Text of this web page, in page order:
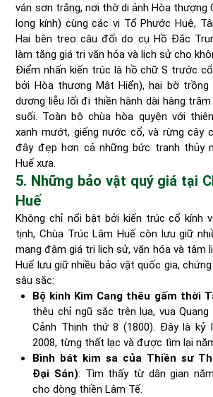
ván sơn trắng, nơi thờ di ảnh Hòa thượng
lọng kính) cùng các vị Tổ Phước Huệ,
Hai bên treo câu đối do cụ Hồ Đắc
làm tăng giá trị văn hóa và lịch sử cho
Điểm nhấn kiến trúc là hồ chữ S trước
bởi Hòa thượng Mật Hiển), hai bờ
dương liễu lối đi thiền hành dài hàng
suối. Toàn bộ chùa hòa quyện với
xanh mướt, giếng nước cổ, và rừng cây
đây đẹp hơn cả những bức tranh thủy
Huế xưa.
5. Những bảo vật quý giá tại
Huế
Không chỉ nổi bật bởi kiến trúc cổ kính
tịnh, Chùa Trúc Lâm Huế còn lưu giữ
mang đậm giá trị lịch sử, văn hóa và tâm
Huế lưu giữ nhiều bảo vật quốc gia,
sâu sắc:
Bộ kinh Kim Cang thêu gấm thời
thêu chỉ ngũ sắc trên lụa, vua
Cảnh Thịnh thứ 8 (1800). Đây là kỷ
2008, từng thất lạc và được tìm lại
Bình bát kim sa của Thiền sư
Đại Sán): Tìm thấy từ dân gian
cho dòng thiền Lâm Tế.